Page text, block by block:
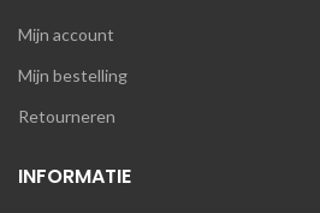
Mijn account
Mijn bestelling
Retourneren
INFORMATIE